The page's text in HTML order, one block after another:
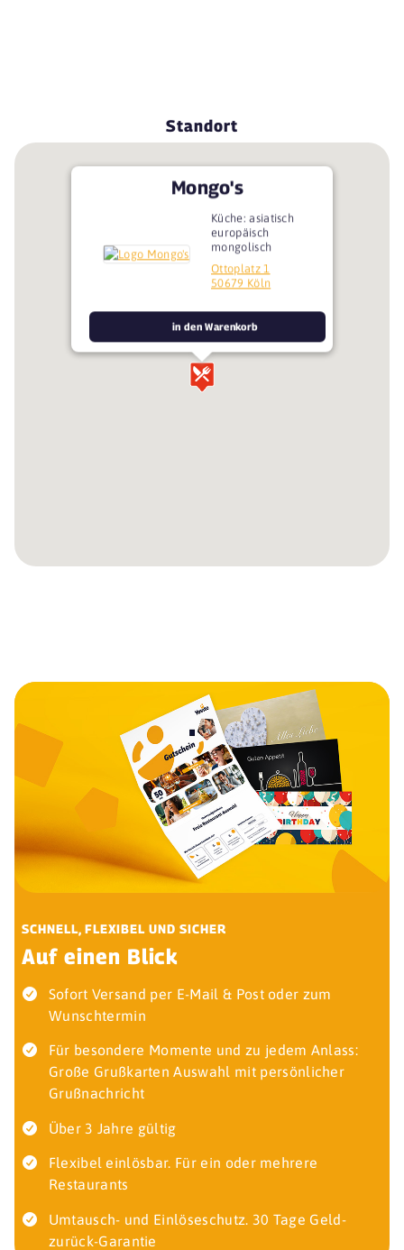
Standort
Mongo's
Küche: asiatisch
europäisch
mongolisch
Ottoplatz 1
50679 Köln
in den Warenkorb
SCHNELL, FLEXIBEL UND SICHER
Auf einen Blick
Sofort Versand per E-Mail & Post oder zum
Wunschtermin
Für besondere Momente und zu jedem Anlass:
Große Grußkarten Auswahl mit persönlicher
Grußnachricht
Über 3 Jahre gültig
Flexibel einlösbar. Für ein oder mehrere
Restaurants
Umtausch- und Einlöseschutz. 30 Tage Geld-
zurück-Garantie